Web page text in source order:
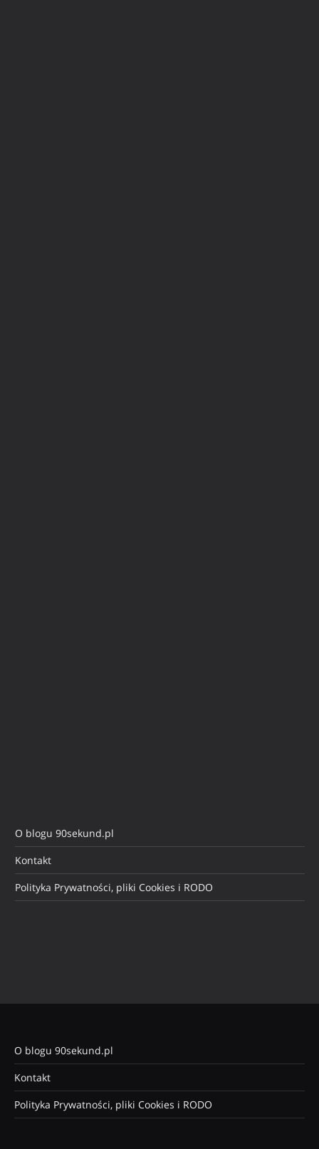
O blogu 90sekund.pl
Kontakt
Polityka Prywatności, pliki Cookies i RODO
O blogu 90sekund.pl
Kontakt
Polityka Prywatności, pliki Cookies i RODO